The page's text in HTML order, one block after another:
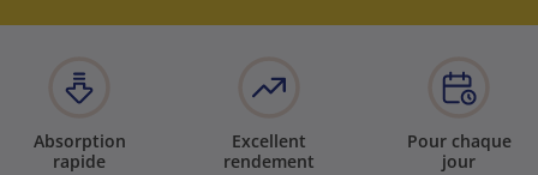
Absorption
rapide
Excellent
rendement
Pour chaque
jour